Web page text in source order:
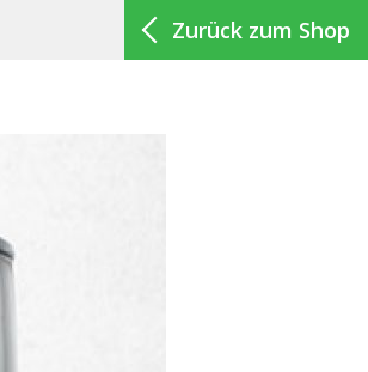
Zurück zum Shop